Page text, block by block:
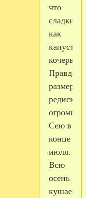
что
сладкий
как
капустная
Правда
размер
редиски
Сею в
конце
июля.
Всю
осень
кушаем